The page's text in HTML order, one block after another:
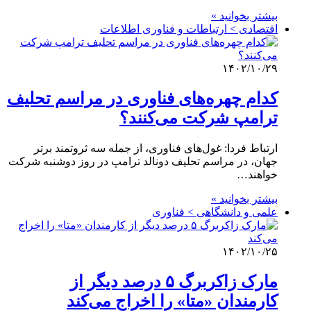
بیشتر بخوانید »
اقتصادی > ارتباطات و فناوری اطلاعات
۱۴۰۲/۱۰/۲۹
کدام چهره‌های فناوری در مراسم تحلیف
ترامپ شرکت می‌کنند؟
ارتباط فردا: غول‌های فناوری، از جمله سه ثروتمند برتر
جهان، در مراسم تحلیف دونالد ترامپ در روز دوشنبه شرکت
خواهند…
بیشتر بخوانید »
علمی‌ و دانشگاهی > فناوری
۱۴۰۲/۱۰/۲۵
مارک زاکربرگ ۵ درصد دیگر از
کارمندان «متا» را اخراج می‌کند